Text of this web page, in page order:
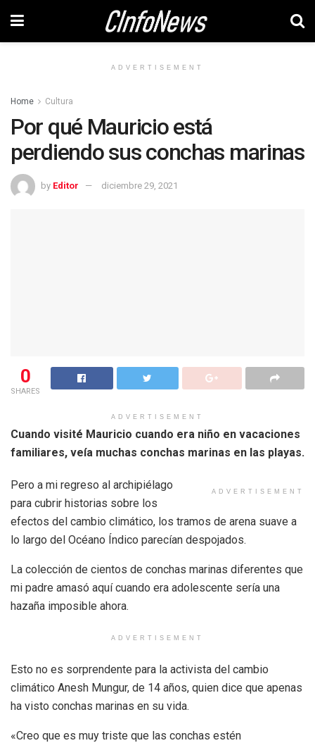
ADVERTISEMENT
Home Cultura
Por qué Mauricio está
perdiendo sus conchas marinas
by Editor diciembre 29, 2021
0
SHARES
ADVERTISEMENT
Cuando visité Mauricio cuando era niño en vacaciones
familiares, veía muchas conchas marinas en las playas.
ADVERTISEMENT
Pero a mi regreso al archipiélago
para cubrir historias sobre los
efectos del cambio climático, los tramos de arena suave a
lo largo del Océano Índico parecían despojados.
La colección de cientos de conchas marinas diferentes que
mi padre amasó aquí cuando era adolescente sería una
hazaña imposible ahora.
ADVERTISEMENT
Esto no es sorprendente para la activista del cambio
climático Anesh Mungur, de 14 años, quien dice que apenas
ha visto conchas marinas en su vida.
«Creo que es muy triste que las conchas estén